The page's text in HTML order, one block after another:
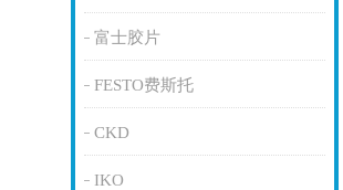
富士胶片
FESTO费斯托
CKD
IKO